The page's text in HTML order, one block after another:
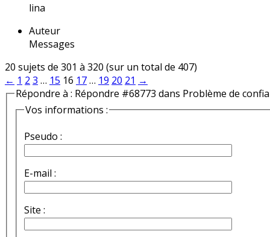
lina
Auteur
Messages
20 sujets de 301 à 320 (sur un total de 407)
← 1 2 3 … 15 16 17… 19 20 21 →
Répondre à : Répondre #68773 dans Problème de
Vos informations :
Pseudo :
E-mail :
Site :